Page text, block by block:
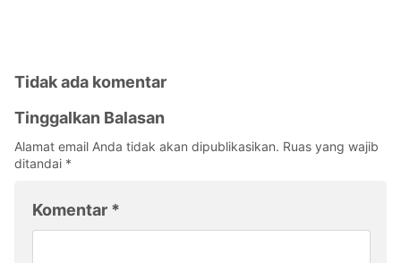
Tidak ada komentar
Tinggalkan Balasan
Alamat email Anda tidak akan dipublikasikan. Ruas yang wajib
ditandai *
Komentar *